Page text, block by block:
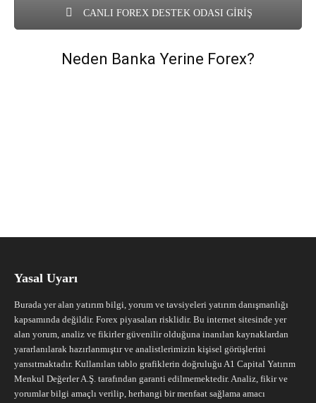
CANLI FOREX DESTEK ODASI GİRİŞ
Neden Banka Yerine Forex?
Yasal Uyarı
Burada yer alan yatırım bilgi, yorum ve tavsiyeleri yatırım danışmanlığı
kapsamında değildir. Forex piyasaları risklidir. Bu internet sitesinde yer
alan yorum, analiz ve fikirler güvenilir olduğuna inanılan kaynaklardan
yararlanılarak hazırlanmıştır ve analistlerimizin kişisel görüşlerini
yansıtmaktadır. Kullanılan tablo grafiklerin doğruluğu A1 Capital Yatırım
Menkul Değerler A.Ş. tarafından garanti edilmemektedir. Analiz, fikir ve
yorumlar bilgi amaçlı verilip, herhangi bir menfaat sağlama amacı